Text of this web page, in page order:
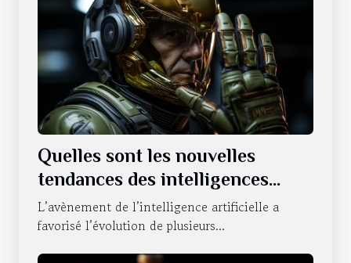
Quelles sont les nouvelles
tendances des intelligences
artificielles sur le statut du
NVIDIA ?
L’avènement de l’intelligence artificielle a
favorisé l’évolution de plusieurs...